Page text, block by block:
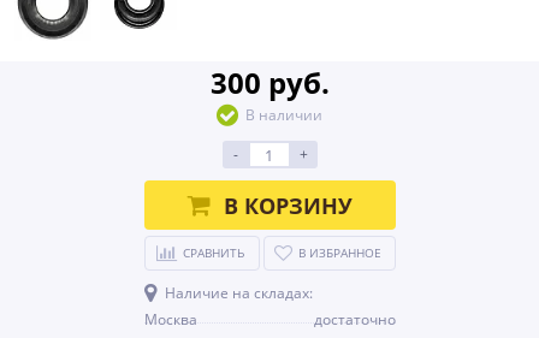
300 руб.
В наличии
-
+
В КОРЗИНУ
СРАВНИТЬ В ИЗБРАННОЕ
Наличие на складах:
Москва
достаточно